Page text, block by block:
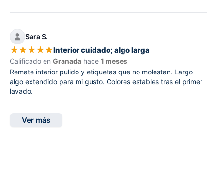
Sara S.
★★★★★Interior cuidado; algo larga
Calificado en Granada hace 1 meses
Remate interior pulido y etiquetas que no molestan. Largo
algo extendido para mi gusto. Colores estables tras el primer
lavado.
Ver más